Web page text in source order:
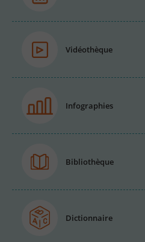
Vidéothèque
Infographies
Bibliothèque
Dictionnaire